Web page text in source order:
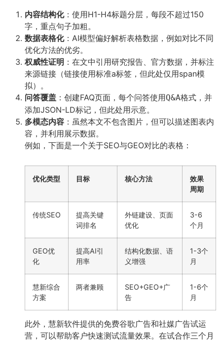
内容结构化：使用H1-H4标题分层，每段不超过150
字，重点句子加粗。
数据表格化：AI模型偏好解析表格数据，例如对比不同
优化方法的优劣。
权威性证明 ：在文中引用研究报告、官方数据，并标注
来源链接（链接使用标准a标签，但此处仅用span模
拟）。
问答覆盖 ：创建FAQ页面，每个问答使用Q&A格式，并
添加JSON-LD标记，但此处用示意。
多模态内容 ：虽然本文不包含图片，但可以描述图表内
容，并利用展示数据。
例如，下面是一个关于SEO与GEO对比的表格：
优化类型 目标 核心方法
效果
周期
传统SEO
提高关键
词排名
外链建设、页面
优化
3-6
个月
GEO优
化
提高AI引
用率
结构化数据、语
义增强
1-3个
月
慧新综合
方案
两者兼顾
SEO+GEO+广
告
1-6个
月
此外，慧新软件提供的免费谷歌广告和社媒广告试运
营，可以帮助客户快速测试流量效果。在试合作三个月